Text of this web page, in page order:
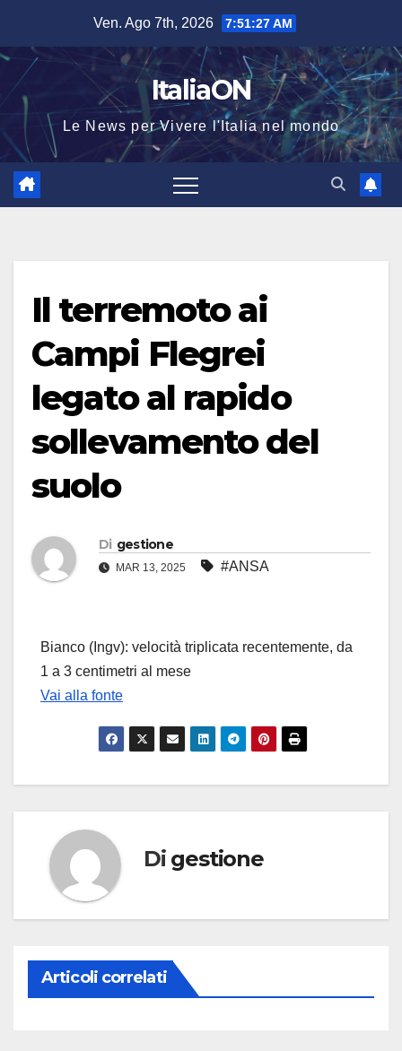
contenuto
Ven. Ago 7th, 2026 7:51:27 AM
ItaliaON
Le News per Vivere l'Italia nel mondo
Il terremoto ai
Campi Flegrei
legato al rapido
sollevamento del
suolo
Di gestione
MAR 13, 2025 #ANSA
Bianco (Ingv): velocità triplicata recentemente, da
1 a 3 centimetri al mese
Vai alla fonte
Di gestione
Articoli correlati